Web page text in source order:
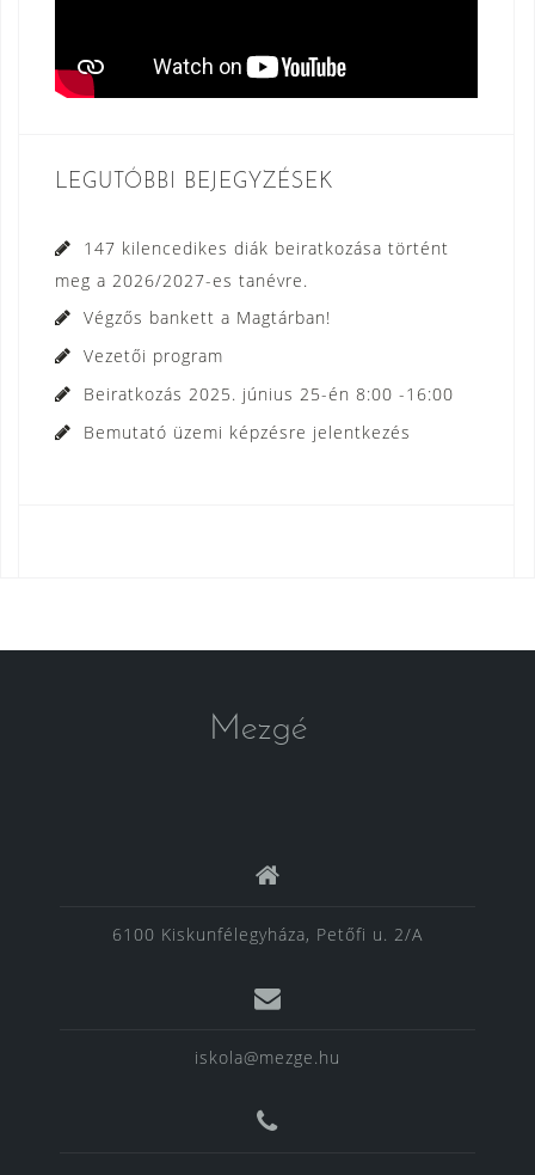
LEGUTÓBBI BEJEGYZÉSEK
147 kilencedikes diák beiratkozása történt
meg a 2026/2027-es tanévre.
Végzős bankett a Magtárban!
Vezetői program
Beiratkozás 2025. június 25-én 8:00 -16:00
Bemutató üzemi képzésre jelentkezés
Mezgé
6100 Kiskunfélegyháza, Petőfi u. 2/A
iskola@mezge.hu